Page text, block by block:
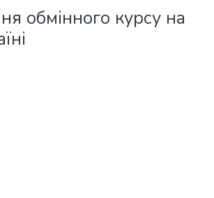
обмінного курсу на